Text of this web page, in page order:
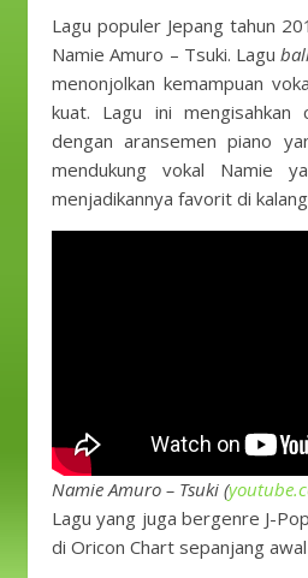
Lagu populer Jepang tahun
Namie Amuro – Tsuki. Lagu
menonjolkan kemampuan
kuat. Lagu ini mengisahkan
dengan aransemen piano
mendukung vokal Namie
menjadikannya favorit di
Namie Amuro – Tsuki (
Lagu yang juga bergenre J-
di Oricon Chart sepanjang